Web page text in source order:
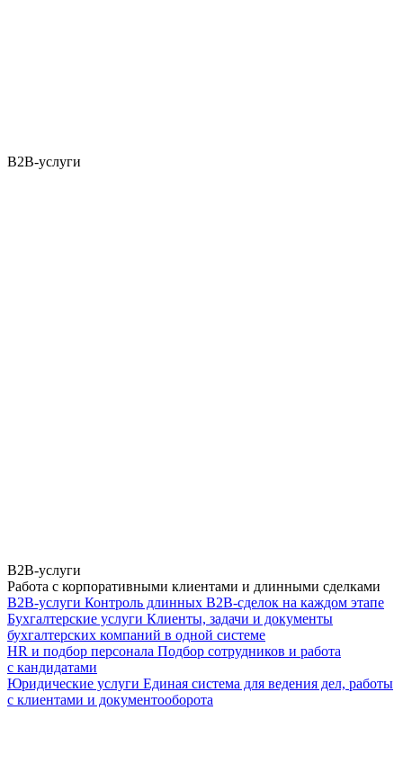
B2B-услуги
B2B-услуги
Работа с корпоративными клиентами и длинными сделками
B2B-услуги Контроль длинных B2B-сделок на каждом этапе
Бухгалтерские услуги Клиенты, задачи и документы
бухгалтерских компаний в одной системе
HR и подбор персонала Подбор сотрудников и работа
с кандидатами
Юридические услуги Единая система для ведения дел, работы
с клиентами и документооборота